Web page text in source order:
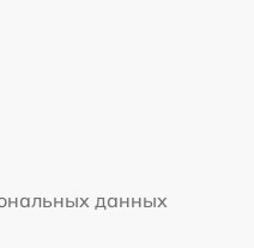
данных